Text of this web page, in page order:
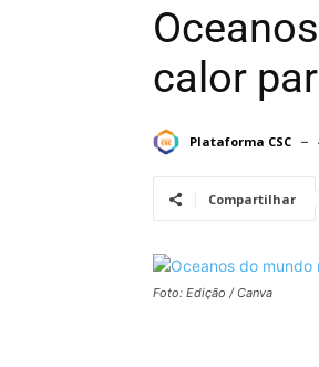
calor
Plataforma CSC
Compartilhar
Foto: Edição / Canva